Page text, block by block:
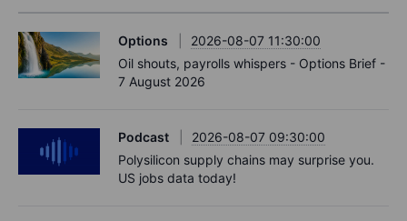
Options
2026-08-07 11:30:00
Oil shouts, payrolls whispers - Options Brief -
7 August 2026
Podcast
2026-08-07 09:30:00
Polysilicon supply chains may surprise you.
US jobs data today!